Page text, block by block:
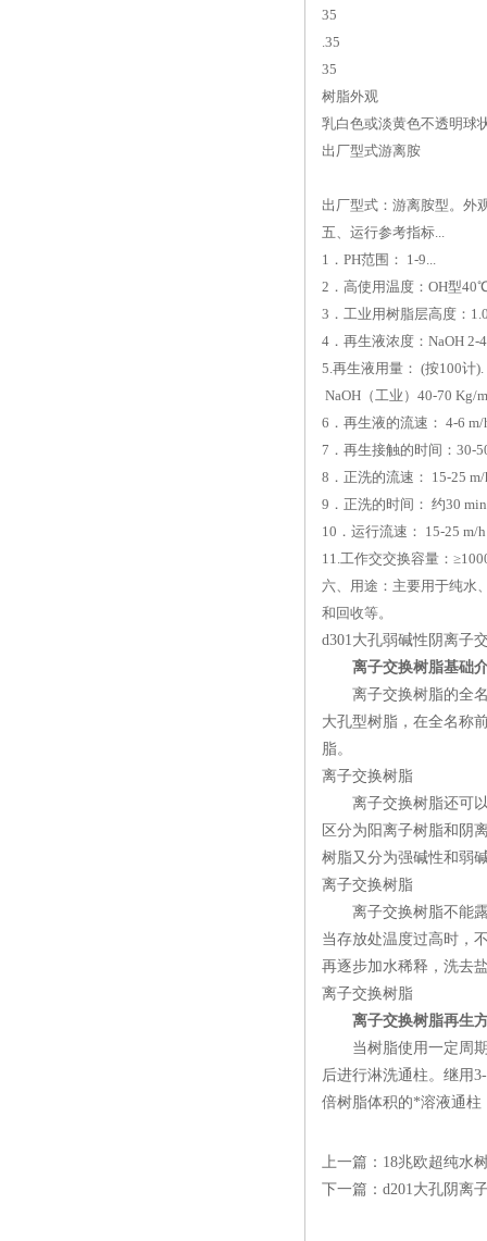
35
.35
35
树脂外观
乳白色或淡黄色不透明球
出厂型式游离胺
出厂型式：游离胺型。外
五、运行参考指标...
1．PH范围： 1-9...
2．高使用温度：OH型
3．工业用树脂层高度：
4．再生液浓度：NaOH 2-
5.再生液用量： (按100计).
NaOH（工业）40-70 Kg/
6．再生液的流速： 4-6 m/
7．再生接触的时间：30-
8．正洗的流速： 15-25 m/
9．正洗的时间： 约30
10．运行流速： 15-25 m/h
11.工作交交换容量：
六、用途：主要用于纯水
和回收等。
d301大孔弱碱性阴离子
离子交换树脂基础
离子交换树脂的全名
大孔型树脂，在全名称
脂。
离子交换树脂
离子交换树脂还可以
区分为阳离子树脂和阴
树脂又分为强碱性和弱
离子交换树脂
离子交换树脂不能露
当存放处温度过高时，
再逐步加水稀释，洗去
离子交换树脂
离子交换树脂再生
当树脂使用一定周期
后进行淋洗通柱。继用
倍树脂体积的*溶液通柱
上一篇： 18兆欧超纯水
下一篇： d201大孔阴离